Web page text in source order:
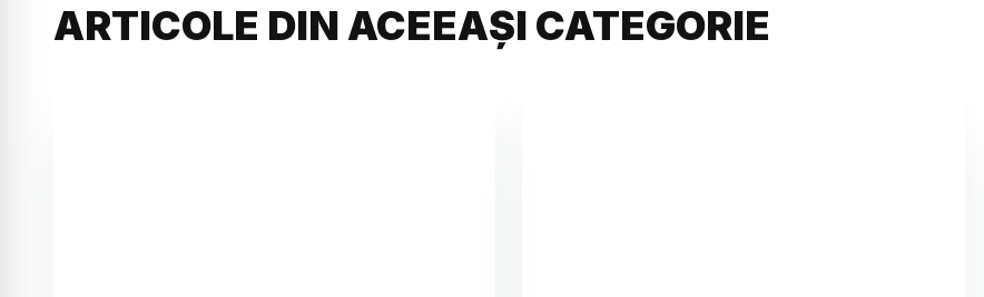
ARTICOLE DIN ACEEAȘI CATEGORIE